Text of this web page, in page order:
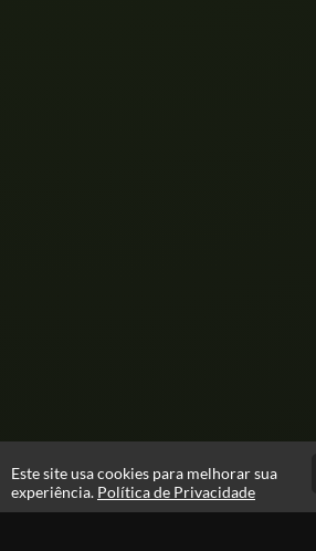
Este site usa cookies para melhorar sua
experiência. Política de Privacidade